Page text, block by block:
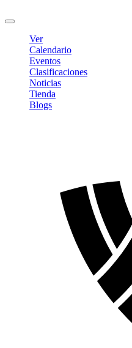
Ver
Calendario
Eventos
Clasificaciones
Noticias
Tienda
Blogs